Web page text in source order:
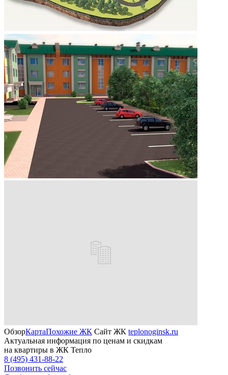
ОбзорКартаПохожие ЖК Сайт ЖК teplonoginsk.ru
Актуальная информация по ценам и скидкам
на квартиры в ЖК Тепло
8 (495) 431-88-22
Позвонить сейчас